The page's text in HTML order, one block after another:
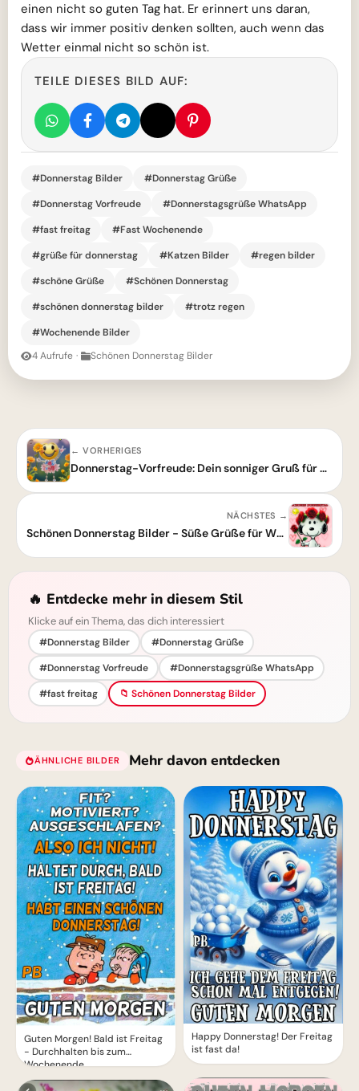
einen nicht so guten Tag hat. Er erinnert uns daran,
dass wir immer positiv denken sollten, auch wenn das
Wetter einmal nicht so schön ist.
TEILE DIESES BILD AUF:
#Donnerstag Bilder
#Donnerstag Grüße
#Donnerstag Vorfreude
#Donnerstagsgrüße WhatsApp
#fast freitag
#Fast Wochenende
#grüße für donnerstag
#Katzen Bilder
#regen bilder
#schöne Grüße
#Schönen Donnerstag
#schönen donnerstag bilder
#trotz regen
#Wochenende Bilder
4 Aufrufe · Schönen Donnerstag Bilder
← VORHERIGES
Donnerstag-Vorfreude: Dein sonniger Gruß für den Fast-Wochenend-Tag!
NÄCHSTES →
Schönen Donnerstag Bilder - Süße Grüße für WhatsApp
🔥 Entdecke mehr in diesem Stil
Klicke auf ein Thema, das dich interessiert
#Donnerstag Bilder
#Donnerstag Grüße
#Donnerstag Vorfreude
#Donnerstagsgrüße WhatsApp
#fast freitag
📁 Schönen Donnerstag Bilder
ÄHNLICHE BILDER Mehr davon entdecken
Guten Morgen! Bald ist Freitag
- Durchhalten bis zum
Wochenende
Happy Donnerstag! Der Freitag
ist fast da!